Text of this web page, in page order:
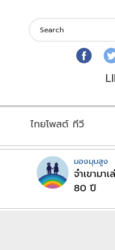
ไทยโพสต์ ทีวี
มองมุมสูง
จำเขามา
80 ปี